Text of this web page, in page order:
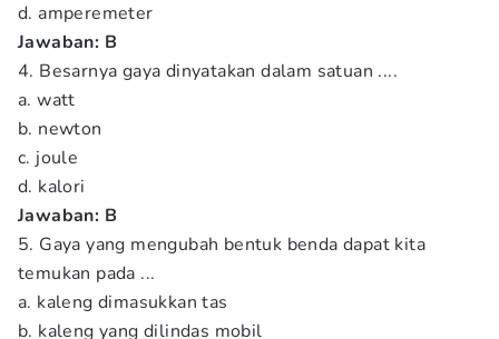
d. amperemeter
Jawaban: B
4. Besarnya gaya dinyatakan dalam satuan ....
a. watt
b. newton
c. joule
d. kalori
Jawaban: B
5. Gaya yang mengubah bentuk benda dapat kita
temukan pada ...
a. kaleng dimasukkan tas
b. kaleng yang dilindas mobil